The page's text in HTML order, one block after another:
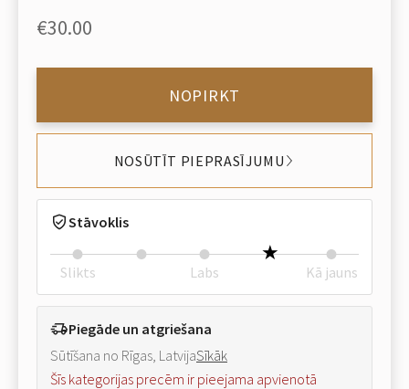
€30.00
NOPIRKT
NOSŪTĪT PIEPRASĪJUMU
Stāvoklis
Slikts Labs Kā jauns
Piegāde un atgriešana
Sūtīšana no Rīgas, LatvijaSīkāk
Šīs kategorijas precēm ir pieejama apvienotā